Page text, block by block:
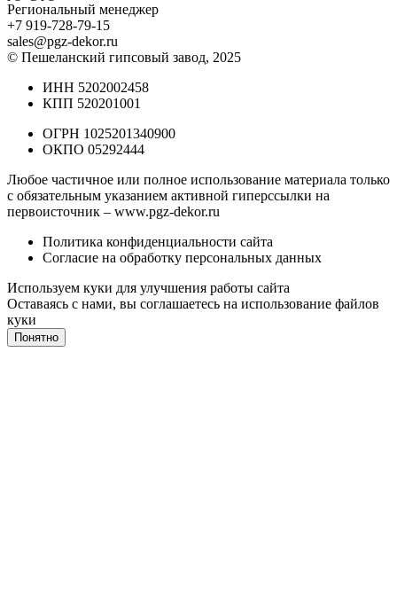
Региональный менеджер
+7 919-728-79-15
sales@pgz-dekor.ru
© Пешеланский гипсовый завод, 2025
ИНН 5202002458
КПП 520201001
ОГРН 1025201340900
ОКПО 05292444
Любое частичное или полное использование материала только
с обязательным указанием активной гиперссылки на
первоисточник – www.pgz-dekor.ru
Политика конфиденциальности сайта
Согласие на обработку персональных данных
Используем куки для улучшения работы сайта
Оставаясь с нами, вы соглашаетесь на использование файлов
куки
Понятно